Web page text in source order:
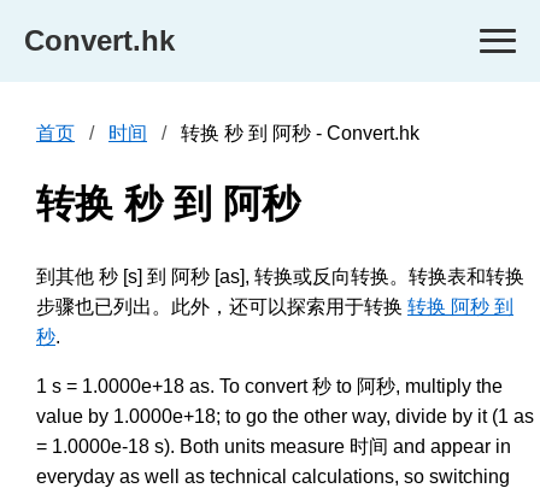
Convert.hk
首页 时间 转换 秒 到 阿秒 - Convert.hk
转换 秒 到 阿秒
到其他 秒 [s] 到 阿秒 [as], 转换或反向转换。转换表和转换
步骤也已列出。此外，还可以探索用于转换 转换 阿秒 到
秒.
1 s = 1.0000e+18 as. To convert 秒 to 阿秒, multiply the
value by 1.0000e+18; to go the other way, divide by it (1 as
= 1.0000e-18 s). Both units measure 时间 and appear in
everyday as well as technical calculations, so switching